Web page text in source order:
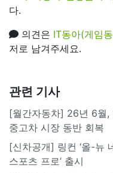
다.
의견은 IT동아(게임
저로 남겨주세요.
관련 기사
[월간자동차] 26년 6월,
중고차 시장 동반 회복
[신차공개] 링컨 ‘올-뉴
스포츠 프로’ 출시